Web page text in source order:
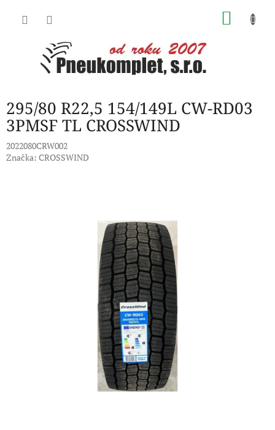
295/80 R22,5 154/149L CW-RD03
3PMSF TL CROSSWIND
2022080CRW002
Značka: CROSSWIND